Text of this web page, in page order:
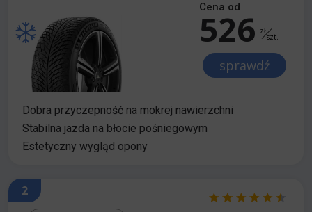
Cena od
526 zł
szt.
sprawdź
Dobra przyczepność na mokrej nawierzchni
Stabilna jazda na błocie pośniegowym
Estetyczny wygląd opony
2